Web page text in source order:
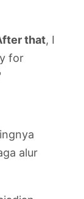
that, I
for
alur